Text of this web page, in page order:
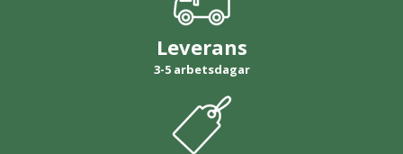
Leverans
3-5 arbetsdagar